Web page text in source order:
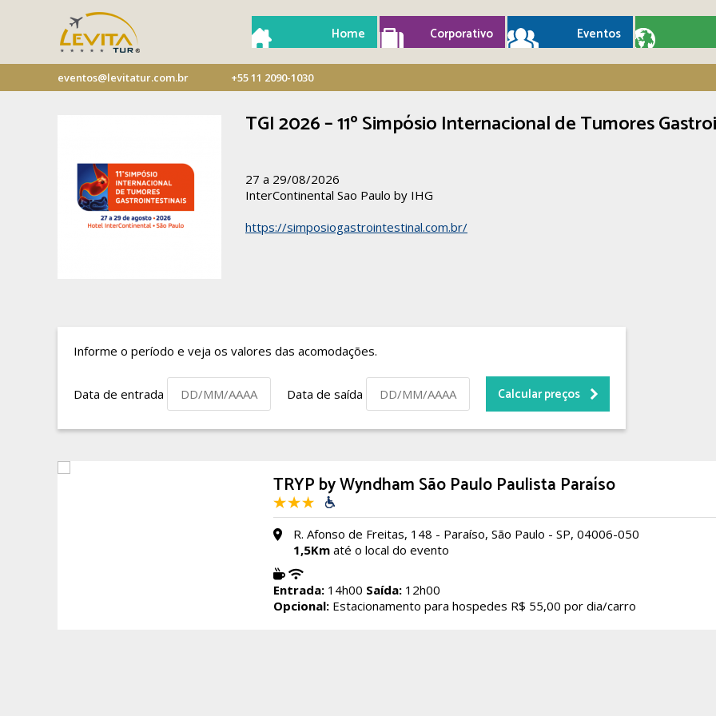
Home Corporativo Eventos
eventos@levitatur.com.br +55 11 2090-1030
TGI 2026 – 11º Simpósio Internacional de Tumores
27 a 29/08/2026
InterContinental Sao Paulo by IHG
https://simposiogastrointestinal.com.br/
Informe o período e veja os valores das acomodações.
Data de entrada Data de saída
TRYP by Wyndham São Paulo Paulista Paraíso
R. Afonso de Freitas, 148 - Paraíso, São Paulo - SP, 04006-050
1,5Km até o local do evento
Entrada: 14h00 Saída: 12h00
Opcional: Estacionamento para hospedes R$ 55,00 por dia/carro